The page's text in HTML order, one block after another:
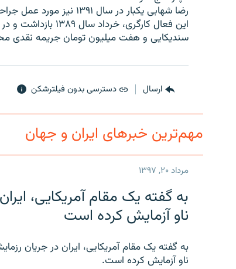
رضا شهابی يکبار در سال ۱۳۹۱ نيز مورد عمل جراحی ستون فقرات قرار گرفته است.
سنديکايی و هفت ميليون تومان جريمه نقدی
ارسال دسترسی بدون فیلترشکن
مهم‌ترین خبرهای ایران و جهان
مرداد ۲۰, ۱۳۹۷
به گفته یک مقام آمریکایی،
ناو آزمایش کرده است
به گفته یک مقام آمریکایی، ایران در جریان
ناو آزمایش کرده است.